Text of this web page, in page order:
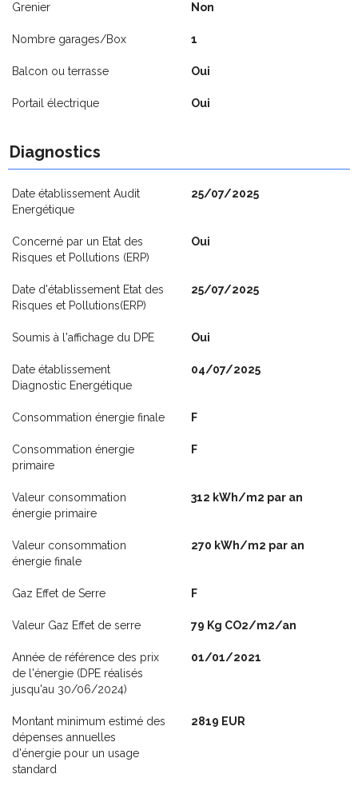
Grenier Non
Nombre garages/Box 1
Balcon ou terrasse Oui
Portail électrique Oui
Diagnostics
Date établissement Audit
Energétique
25/07/2025
Concerné par un Etat des
Risques et Pollutions (ERP)
Oui
Date d'établissement Etat des
Risques et Pollutions(ERP)
25/07/2025
Soumis à l'affichage du DPE Oui
Date établissement
Diagnostic Energétique
04/07/2025
Consommation énergie finale F
Consommation énergie
primaire
F
Valeur consommation
énergie primaire
312 kWh/m2 par an
Valeur consommation
énergie finale
270 kWh/m2 par an
Gaz Effet de Serre F
Valeur Gaz Effet de serre 79 Kg CO2/m2/an
Année de référence des prix
de l'énergie (DPE réalisés
jusqu'au 30/06/2024)
01/01/2021
Montant minimum estimé des
dépenses annuelles
d'énergie pour un usage
standard
2819 EUR